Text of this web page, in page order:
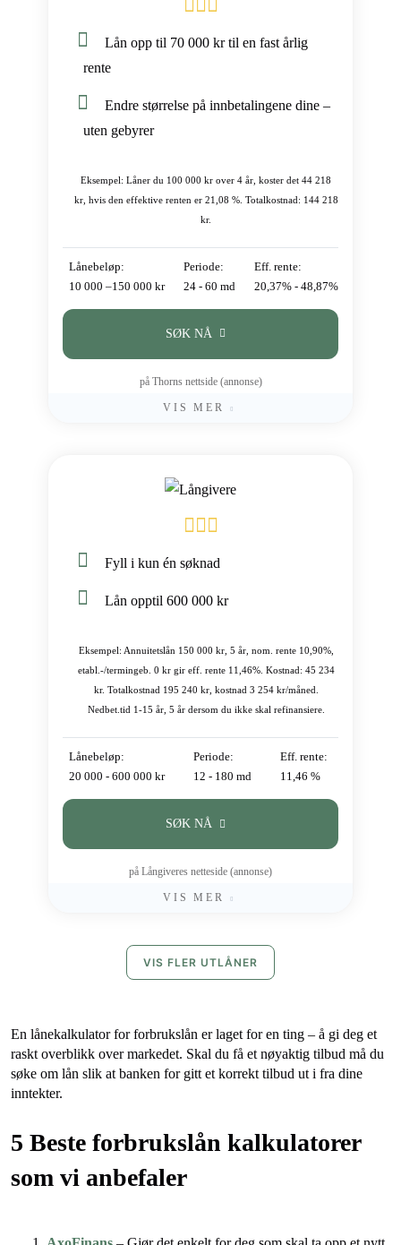
Lån opp til 70 000 kr til en fast årlig
rente
Endre størrelse på innbetalingene dine –
uten gebyrer
Eksempel: Låner du 100 000 kr over 4 år, koster det 44 218
kr, hvis den effektive renten er 21,08 %. Totalkostnad: 144 218
kr.
Lånebeløp:
10 000 –150 000 kr
Periode:
24 - 60 md
Eff. rente:
20,37% - 48,87%
SØK NÅ
på Thorns nettside (annonse)
VIS MER
Fyll i kun én søknad
Lån opptil 600 000 kr
Eksempel: Annuitetslån 150 000 kr, 5 år, nom. rente 10,90%,
etabl.-/termingeb. 0 kr gir eff. rente 11,46%. Kostnad: 45 234
kr. Totalkostnad 195 240 kr, kostnad 3 254 kr/måned.
Nedbet.tid 1-15 år, 5 år dersom du ikke skal refinansiere.
Lånebeløp:
20 000 - 600 000 kr
Periode:
12 - 180 md
Eff. rente:
11,46 %
SØK NÅ
på Långiveres netteside (annonse)
VIS MER
VIS FLER UTLÅNER
En lånekalkulator for forbrukslån er laget for en ting – å gi deg et
raskt overblikk over markedet. Skal du få et nøyaktig tilbud må du
søke om lån slik at banken for gitt et korrekt tilbud ut i fra dine
inntekter.
5 Beste forbrukslån kalkulatorer
som vi anbefaler